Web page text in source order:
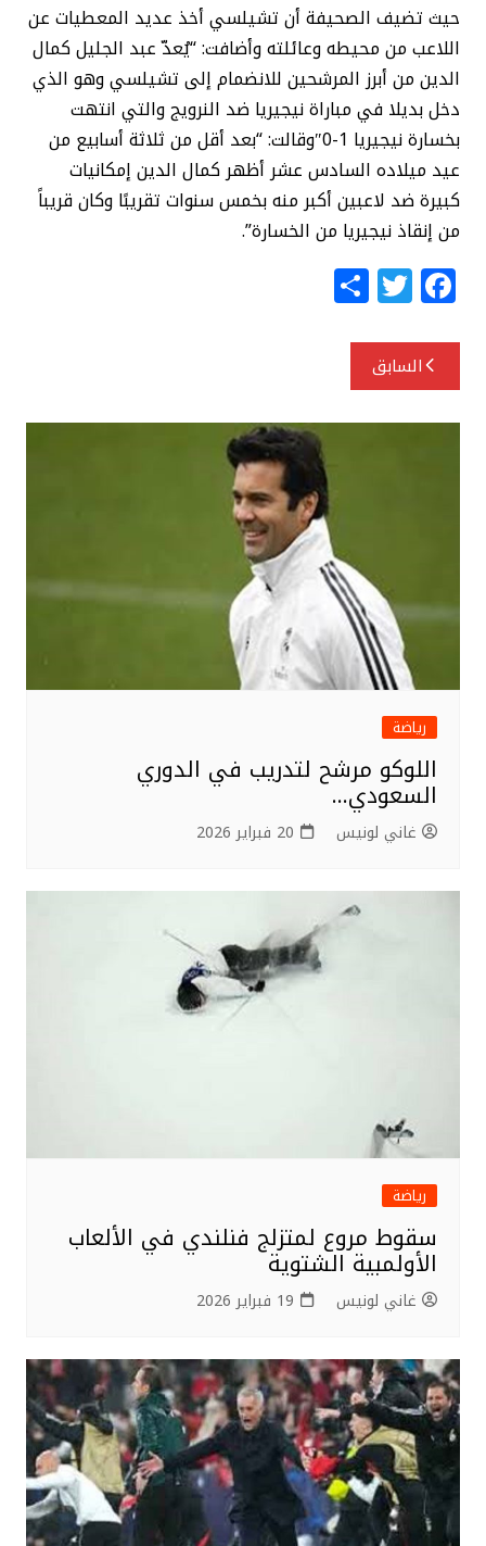
حيث تضيف الصحيفة أن تشيلسي أخذ عديد المعطيات عن
اللاعب من محيطه وعائلته وأضافت: “يُعدّ عبد الجليل كمال
الدين من أبرز المرشحين للانضمام إلى تشيلسي وهو الذي
دخل بديلا في مباراة نيجيريا ضد النرويج والتي انتهت
بخسارة نيجيريا 1-0″وقالت: “بعد أقل من ثلاثة أسابيع من
عيد ميلاده السادس عشر أظهر كمال الدين إمكانيات
كبيرة ضد لاعبين أكبر منه بخمس سنوات تقريبًا وكان قريباً
من إنقاذ نيجيريا من الخسارة”.
F
a
c
e
b
T
w
itt
e
r
S
h
تصفّح
المقالات
السابق
رياضة
اللوكو مرشح لتدريب في الدوري
السعودي…
غاني لونيس 20 فبراير 2026
رياضة
سقوط مروع لمتزلج فنلندي في الألعاب
الأولمبية الشتوية
غاني لونيس 19 فبراير 2026